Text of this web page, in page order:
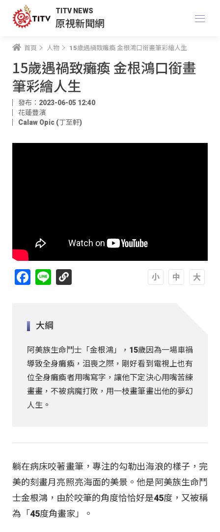
TITV NEWS
原視新聞網
首頁 人物 15歲遇禍致癱瘓 金根鴻口銜畫筆彩繪人生
15歲遇禍致癱瘓 金根鴻口銜畫
筆彩繪人生
發布：2023-06-05 12:40
花蓮豐濱
Calaw Opic (丁至軒)
Facebook
Line
大綱
阿美族生命鬥士「金根鴻」，15歲因為一場車禍
導致全身癱瘓，沮喪之際，剛好看到電視上也有
位全身癱瘓者用嘴寫字，讓他下定決心用嘴苦練
畫畫，不被病魔打敗，用一枝畫筆畫出他的夢幻
人生。
躺在病床咬著畫筆，專注的勾勒出海浪的樣子，完
美的刻畫月亮照亮海面的美景。他是阿美族生命鬥
士金根鴻，由於咬筆的角度恰恰好是45度，又被稱
為「45度角畫家」。